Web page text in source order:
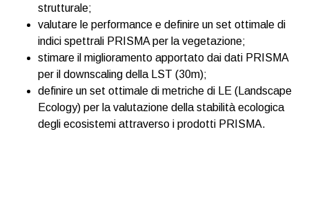
strutturale;
valutare le performance e definire un set ottimale di
indici spettrali PRISMA per la vegetazione;
stimare il miglioramento apportato dai dati PRISMA
per il downscaling della LST (30m);
definire un set ottimale di metriche di LE (Landscape
Ecology) per la valutazione della stabilità ecologica
degli ecosistemi attraverso i prodotti PRISMA.